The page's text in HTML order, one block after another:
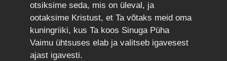
otsiksime seda, mis on üleval, ja
ootaksime Kristust, et Ta võtaks meid oma
kuningriiki, kus Ta koos Sinuga Püha
Vaimu ühtsuses elab ja valitseb igavesest
ajast igavesti.